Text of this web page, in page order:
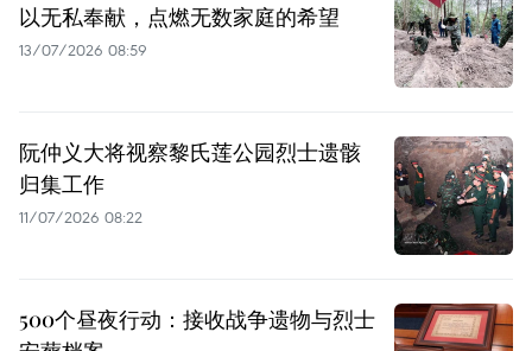
以无私奉献，点燃无数家庭的希望
13/07/2026 08:59
阮仲义大将视察黎氏莲公园烈士遗骸
归集工作
11/07/2026 08:22
500个昼夜行动：接收战争遗物与烈士